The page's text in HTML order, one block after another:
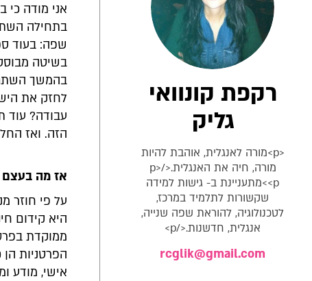
אני מודה
בתחילה
שפה: בעוד
בשיטה
בהמשך
לחזק את
עבודה? עוד
הזה. ואז
אז מה בעצם
על פי חוזר
היא קידום
ממוקדת
הפרטניות
אישי, מודע
רקפת קונוואי
גליק
<p>מורה לאנגלית, אוהבת להיות
מורה, חיה את האנגלית.</p>
<p>מתעניינת ב- גישות למידה
שקשורות לתלמיד במרכז,
לטכנולוגיה, להוראת שפה שנייה,
אנגלית, חדשנות.</p>
rcglik@gmail.com